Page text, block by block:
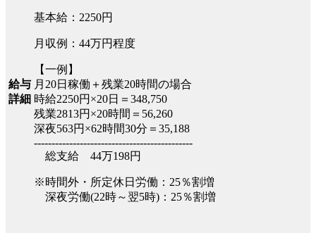
給与
詳細
基本給：2250円
月収例：44万円程度
【一例】
月20日稼働＋残業20時間の場合
時給2250円×20日＝348,750
残業2813円×20時間＝56,260
深夜563円×62時間30分＝35,188
---------------------------------------------
総支給 44万198円
※時間外・所定休日労働：25％割増
深夜労働(22時～翌5時)：25％割増